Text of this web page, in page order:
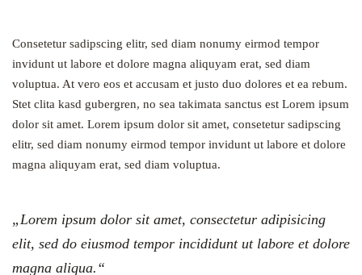
Consetetur sadipscing elitr, sed diam nonumy eirmod tempor
invidunt ut labore et dolore magna aliquyam erat, sed diam
voluptua. At vero eos et accusam et justo duo dolores et ea rebum.
Stet clita kasd gubergren, no sea takimata sanctus est Lorem ipsum
dolor sit amet. Lorem ipsum dolor sit amet, consetetur sadipscing
elitr, sed diam nonumy eirmod tempor invidunt ut labore et dolore
magna aliquyam erat, sed diam voluptua.
„Lorem ipsum dolor sit amet, consectetur adipisicing
elit, sed do eiusmod tempor incididunt ut labore et dolore
magna aliqua.“